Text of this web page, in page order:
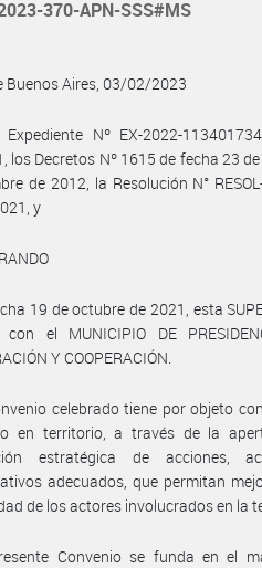
370-APN-SSS#MS
Buenos Aires, 03/02/2023
Nº EX-2022-
los Decretos Nº 1615 de fecha 23
de 2012, la Resolución N°
y
19 de octubre de 2021, esta
con el MUNICIPIO DE
Y COOPERACIÓN.
celebrado tiene por objeto
en territorio, a través de la
estratégica de acciones,
adecuados, que permitan
de los actores involucrados en la
Convenio se funda en el